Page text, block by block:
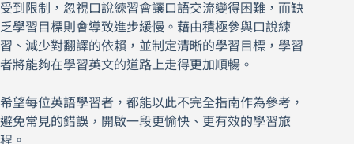
受到限制，忽視口說練習會讓口語交流變得困難，而缺
乏學習目標則會導致進步緩慢。藉由積極參與口說練
習、減少對翻譯的依賴，並制定清晰的學習目標，學習
者將能夠在學習英文的道路上走得更加順暢。
希望每位英語學習者，都能以此不完全指南作為參考，
避免常見的錯誤，開啟一段更愉快、更有效的學習旅
程。